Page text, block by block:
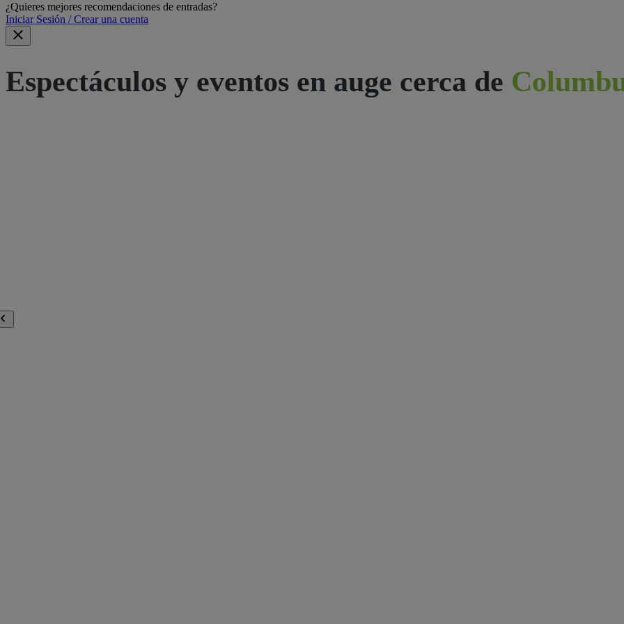
¿Quieres mejores recomendaciones de entradas?
Iniciar Sesión / Crear una cuenta
Espectáculos y eventos en auge cerca de